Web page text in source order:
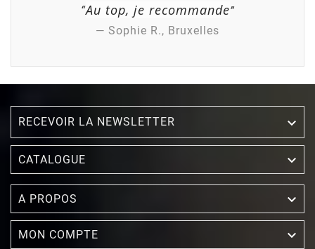
“Au top, je recommande”
— Sophie R., Bruxelles
RECEVOIR LA NEWSLETTER 
CATALOGUE 
A PROPOS 
MON COMPTE 